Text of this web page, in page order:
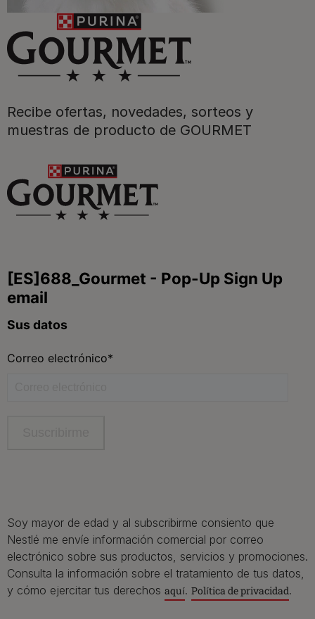
Recibe ofertas, novedades, sorteos y
muestras de producto de GOURMET
Soy mayor de edad y al subscribirme consiento que
Nestlé me envíe información comercial por correo
electrónico sobre sus productos, servicios y promociones.
Consulta la información sobre el tratamiento de tus datos,
y cómo ejercitar tus derechos aquí. Política de privacidad.
Para nuestros socios
Contacta
Síguenos
©Reg. Marcas de Nestle S.A.